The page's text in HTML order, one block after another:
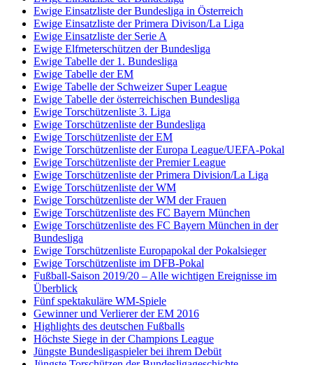
Ewige Einsatzliste der Bundesliga in Österreich
Ewige Einsatzliste der Primera Divison/La Liga
Ewige Einsatzliste der Serie A
Ewige Elfmeterschützen der Bundesliga
Ewige Tabelle der 1. Bundesliga
Ewige Tabelle der EM
Ewige Tabelle der Schweizer Super League
Ewige Tabelle der österreichischen Bundesliga
Ewige Torschützenliste 3. Liga
Ewige Torschützenliste der Bundesliga
Ewige Torschützenliste der EM
Ewige Torschützenliste der Europa League/UEFA-Pokal
Ewige Torschützenliste der Premier League
Ewige Torschützenliste der Primera Division/La Liga
Ewige Torschützenliste der WM
Ewige Torschützenliste der WM der Frauen
Ewige Torschützenliste des FC Bayern München
Ewige Torschützenliste des FC Bayern München in der
Bundesliga
Ewige Torschützenliste Europapokal der Pokalsieger
Ewige Torschützenliste im DFB-Pokal
Fußball-Saison 2019/20 – Alle wichtigen Ereignisse im
Überblick
Fünf spektakuläre WM-Spiele
Gewinner und Verlierer der EM 2016
Highlights des deutschen Fußballs
Höchste Siege in der Champions League
Jüngste Bundesligaspieler bei ihrem Debüt